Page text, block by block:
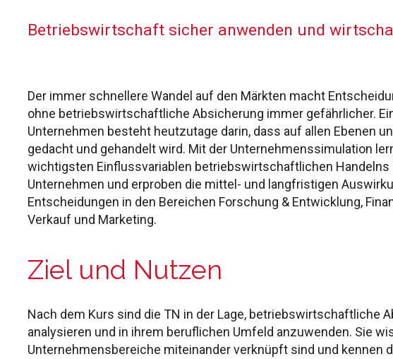
Betriebswirtschaft sicher anwenden und
Der immer schnellere Wandel auf den Märkten macht
ohne betriebswirtschaftliche Absicherung immer gefährlicher.
Unternehmen besteht heutzutage darin, dass auf allen Ebenen
gedacht und gehandelt wird. Mit der Unternehmenssimulation
wichtigsten Einflussvariablen betriebswirtschaftlichen Handelns
Unternehmen und erproben die mittel- und langfristigen
Entscheidungen in den Bereichen Forschung & Entwicklung,
Verkauf und Marketing.
Ziel und Nutzen
Nach dem Kurs sind die TN in der Lage, betriebswirtschaftliche
analysieren und in ihrem beruflichen Umfeld anzuwenden. Sie
Unternehmensbereiche miteinander verknüpft sind und kennen